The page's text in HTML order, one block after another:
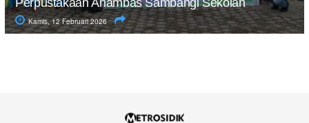
Kamis, 12 Februari 2026